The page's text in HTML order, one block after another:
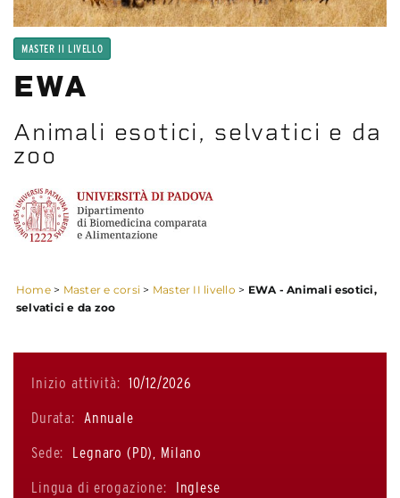
MASTER II LIVELLO
EWA
Animali esotici, selvatici e da
zoo
Home> Master e corsi > Master II livello > EWA - Animali esotici,
selvatici e da zoo
Inizio attività: 10/12/2026
Durata: Annuale
Sede: Legnaro (PD), Milano
Lingua di erogazione: Inglese